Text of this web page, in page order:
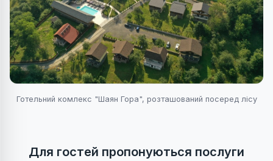
Готельний комлекс "Шаян Гора", розташований посеред лісу
Для гостей пропонуються послуги